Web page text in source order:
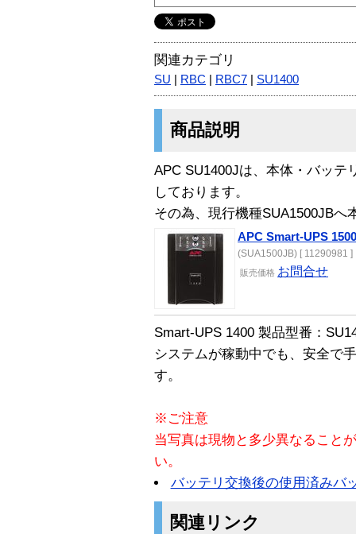
関連カテゴリ
SU RBC RBC7 SU1400
商品説明
APC SU1400Jは、本体・バッテ
しております。
その為、現行機種SUA1500JBへ
APC Smart-UPS
(SUA1500JB) [ 11290981 ]
販売価格 お問合せ
Smart-UPS 1400 製品型番：
システムが稼動中でも、安全で
す。
※ご注意
当写真は現物と多少異なること
い。
バッテリ交換後の使用済みバ
関連リンク